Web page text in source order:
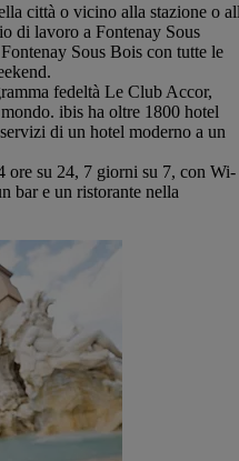
città o vicino alla stazione o
di lavoro a Fontenay Sous
Sous Bois con tutte le
fedeltà Le Club Accor,
ibis ha oltre 1800 hotel
di un hotel moderno a un
ore su 24, 7 giorni su 7, con Wi-
bar e un ristorante nella